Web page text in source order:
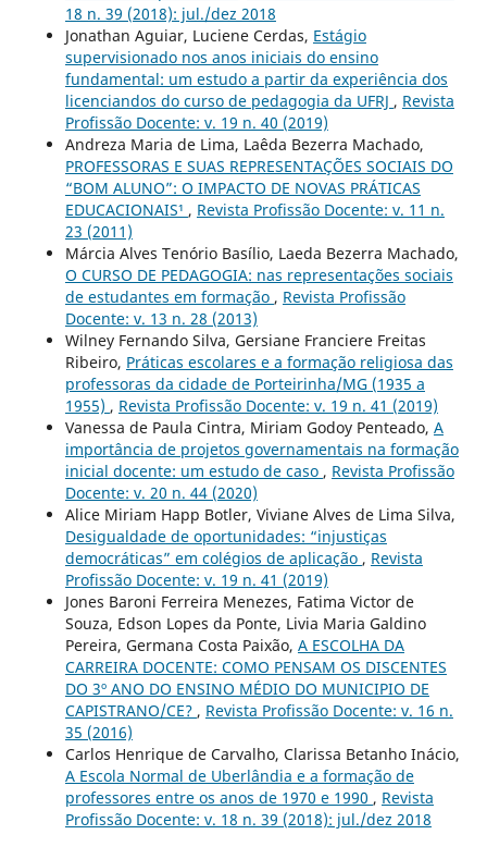
18 n. 39 (2018): jul./dez 2018
Jonathan Aguiar, Luciene Cerdas, Estágio
supervisionado nos anos iniciais do ensino
fundamental: um estudo a partir da experiência dos
licenciandos do curso de pedagogia da UFRJ , Revista
Profissão Docente: v. 19 n. 40 (2019)
Andreza Maria de Lima, Laêda Bezerra Machado,
PROFESSORAS E SUAS REPRESENTAÇÕES SOCIAIS DO
“BOM ALUNO”: O IMPACTO DE NOVAS PRÁTICAS
EDUCACIONAIS¹ , Revista Profissão Docente: v. 11 n.
23 (2011)
Márcia Alves Tenório Basílio, Laeda Bezerra Machado,
O CURSO DE PEDAGOGIA: nas representações sociais
de estudantes em formação , Revista Profissão
Docente: v. 13 n. 28 (2013)
Wilney Fernando Silva, Gersiane Franciere Freitas
Ribeiro, Práticas escolares e a formação religiosa das
professoras da cidade de Porteirinha/MG (1935 a
1955) , Revista Profissão Docente: v. 19 n. 41 (2019)
Vanessa de Paula Cintra, Miriam Godoy Penteado, A
importância de projetos governamentais na formação
inicial docente: um estudo de caso , Revista Profissão
Docente: v. 20 n. 44 (2020)
Alice Miriam Happ Botler, Viviane Alves de Lima Silva,
Desigualdade de oportunidades: “injustiças
democráticas” em colégios de aplicação , Revista
Profissão Docente: v. 19 n. 41 (2019)
Jones Baroni Ferreira Menezes, Fatima Victor de
Souza, Edson Lopes da Ponte, Livia Maria Galdino
Pereira, Germana Costa Paixão, A ESCOLHA DA
CARREIRA DOCENTE: COMO PENSAM OS DISCENTES
DO 3º ANO DO ENSINO MÉDIO DO MUNICIPIO DE
CAPISTRANO/CE? , Revista Profissão Docente: v. 16 n.
35 (2016)
Carlos Henrique de Carvalho, Clarissa Betanho Inácio,
A Escola Normal de Uberlândia e a formação de
professores entre os anos de 1970 e 1990 , Revista
Profissão Docente: v. 18 n. 39 (2018): jul./dez 2018